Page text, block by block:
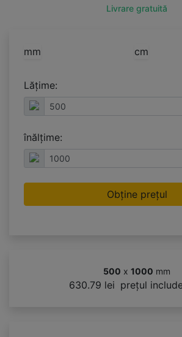
Livrare gratuită
mm cm
Lățime:
înălțime:
Obține prețul
500 x 1000 mm
630.79 lei prețul